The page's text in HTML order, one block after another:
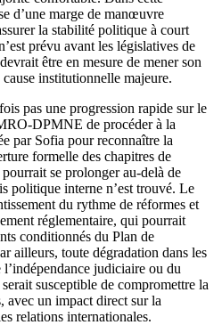
d’une marge de manœuvre
la stabilité politique à court
prévu avant les législatives de
être en mesure de mener son
institutionnelle majeure.
pas une progression rapide sur le
DPMNE de procéder à la
par Sofia pour reconnaître la
formelle des chapitres de
se prolonger au-delà de
politique interne n’est trouvé. Le
du rythme de réformes et
réglementaire, qui pourrait
conditionnés du Plan de
ailleurs, toute dégradation dans les
judiciaire ou du
susceptible de compromettre la
avec un impact direct sur la
relations internationales.